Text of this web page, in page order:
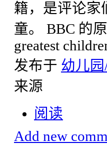
籍，是评论家
童。 BBC 的
greatest
发布于 幼儿
来源
阅读
Add new